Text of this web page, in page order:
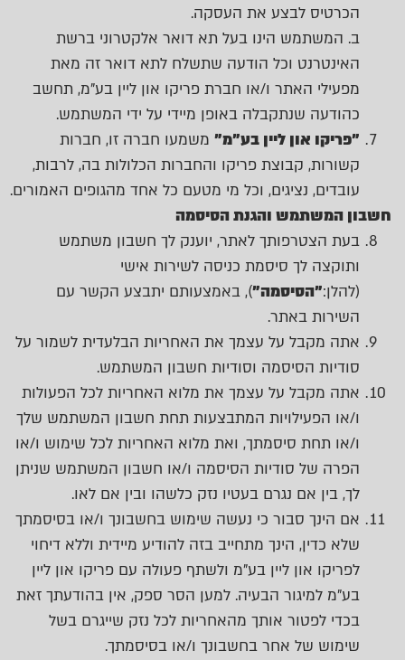
הכרטיס לבצע את העסקה.
ב. המשתמש הינו בעל תא דואר אלקטרוני ברשת
האינטרנט וכל הודעה שתשלח לתא דואר זה מאת
מפעילי האתר ו/או חברת פריקו און ליין בע"מ, תחשב
כהודעה שנתקבלה באופן מיידי על ידי המשתמש.
"פריקו און ליין בע"מ" משמעו חברה זו, חברות
קשורות, קבוצת פריקו והחברות הכלולות בה, לרבות,
עובדים, נציגים, וכל מי מטעם כל אחד מהגופים האמורים.
חשבון המשתמש והגנת הסיסמה
בעת הצטרפותך לאתר, יוענק לך חשבון משתמש
ותוקצה לך סיסמת כניסה לשירות אישי
(להלן:"הסיסמה"), באמצעותם יתבצע הקשר עם
השירות באתר.
אתה מקבל על עצמך את האחריות הבלעדית לשמור על
סודיות הסיסמה וסודיות חשבון המשתמש.
אתה מקבל על עצמך את מלוא האחריות לכל הפעולות
ו/או הפעילויות המתבצעות תחת חשבון המשתמש שלך
ו/או תחת סיסמתך, ואת מלוא האחריות לכל שימוש ו/או
הפרה של סודיות הסיסמה ו/או חשבון המשתמש שניתן
לך, בין אם נגרם בעטיו נזק כלשהו ובין אם לאו.
אם הינך סבור כי נעשה שימוש בחשבונך ו/או בסיסמתך
שלא כדין, הינך מתחייב בזה להודיע מיידית וללא דיחוי
לפריקו און ליין בע"מ ולשתף פעולה עם פריקו און ליין
בע"מ למיגור הבעיה. למען הסר ספק, אין בהודעתך זאת
בכדי לפטור אותך מהאחריות לכל נזק שייגרם בשל
שימוש של אחר בחשבונך ו/או בסיסמתך.